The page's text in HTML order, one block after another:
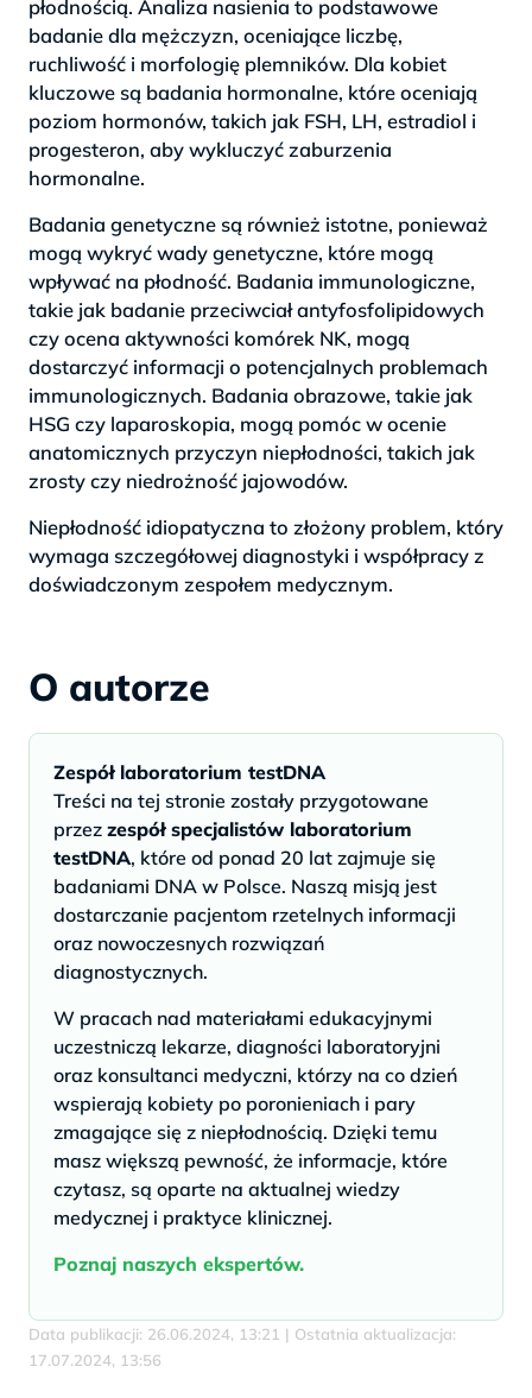
płodnością. Analiza nasienia to podstawowe
badanie dla mężczyzn, oceniające liczbę,
ruchliwość i morfologię plemników. Dla kobiet
kluczowe są badania hormonalne, które oceniają
poziom hormonów, takich jak FSH, LH, estradiol i
progesteron, aby wykluczyć zaburzenia
hormonalne.
Badania genetyczne są również istotne, ponieważ
mogą wykryć wady genetyczne, które mogą
wpływać na płodność. Badania immunologiczne,
takie jak badanie przeciwciał antyfosfolipidowych
czy ocena aktywności komórek NK, mogą
dostarczyć informacji o potencjalnych problemach
immunologicznych. Badania obrazowe, takie jak
HSG czy laparoskopia, mogą pomóc w ocenie
anatomicznych przyczyn niepłodności, takich jak
zrosty czy niedrożność jajowodów.
Niepłodność idiopatyczna to złożony problem, który
wymaga szczegółowej diagnostyki i współpracy z
doświadczonym zespołem medycznym.
O autorze
Zespół laboratorium testDNA
Treści na tej stronie zostały przygotowane
przez zespół specjalistów laboratorium
testDNA, które od ponad 20 lat zajmuje się
badaniami DNA w Polsce. Naszą misją jest
dostarczanie pacjentom rzetelnych informacji
oraz nowoczesnych rozwiązań
diagnostycznych.
W pracach nad materiałami edukacyjnymi
uczestniczą lekarze, diagności laboratoryjni
oraz konsultanci medyczni, którzy na co dzień
wspierają kobiety po poronieniach i pary
zmagające się z niepłodnością. Dzięki temu
masz większą pewność, że informacje, które
czytasz, są oparte na aktualnej wiedzy
medycznej i praktyce klinicznej.
Poznaj naszych ekspertów.
Data publikacji: 26.06.2024, 13:21 | Ostatnia aktualizacja:
17.07.2024, 13:56